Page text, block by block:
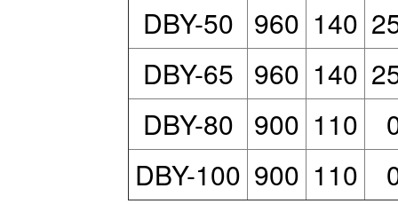
DBY-50 960 140
DBY-65 960 140
DBY-80 900 110
DBY-100 900 110